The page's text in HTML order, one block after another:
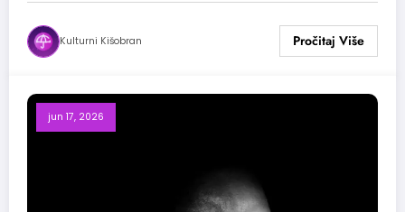
Kulturni Kišobran
jun 17, 2026